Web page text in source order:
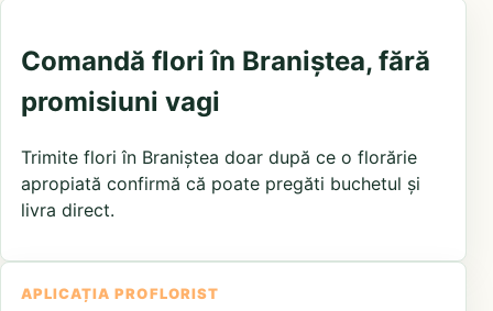
Comandă flori în Braniștea, fără
promisiuni vagi
Trimite flori în Braniștea doar după ce o florărie
apropiată confirmă că poate pregăti buchetul și
livra direct.
APLICAȚIA PROFLORIST